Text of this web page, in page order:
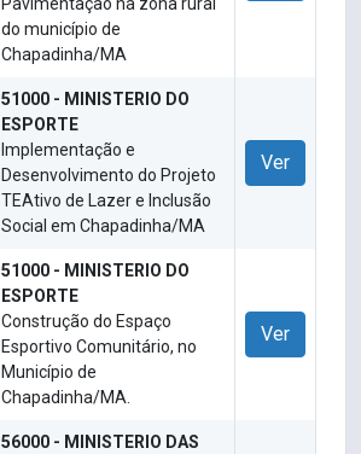
Pavimentação na zona rural
do município de
Chapadinha/MA
51000 - MINISTERIO DO
ESPORTE
Implementação e
Desenvolvimento do Projeto
TEAtivo de Lazer e Inclusão
Social em Chapadinha/MA
Ver
51000 - MINISTERIO DO
ESPORTE
Construção do Espaço
Esportivo Comunitário, no
Município de
Chapadinha/MA.
Ver
56000 - MINISTERIO DAS